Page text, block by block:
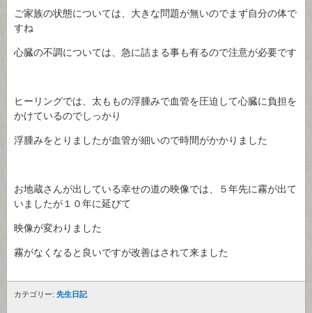
ご家族の状態については、大きな問題が無いのでまず自分の体で
すね
心臓の不調については、急に詰まる事も有るので注意が必要です
ヒーリングでは、太ももの浮腫みで血管を圧迫して心臓に負担を
かけているのでしっかり
浮腫みをとりましたが血管が細いので時間がかかりました
お地蔵さんが出している幸せの道の映像では、５年先に霧が出て
いましたが１０年に延びて
映像が変わりました
霧がなくなると良いですが改善はされて来ました
カテゴリー: 先生日記